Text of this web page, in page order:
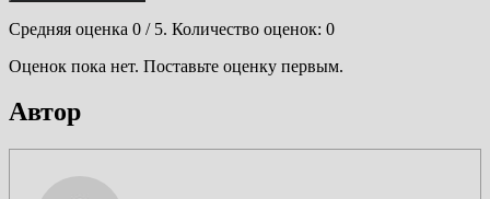
Средняя оценка 0 / 5. Количество оценок: 0
Оценок пока нет. Поставьте оценку первым.
Автор